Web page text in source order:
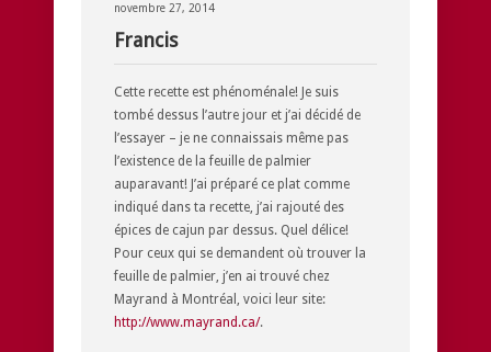
novembre 27, 2014
Francis
Cette recette est phénoménale! Je suis
tombé dessus l’autre jour et j’ai décidé de
l’essayer – je ne connaissais même pas
l’existence de la feuille de palmier
auparavant! J’ai préparé ce plat comme
indiqué dans ta recette, j’ai rajouté des
épices de cajun par dessus. Quel délice!
Pour ceux qui se demandent où trouver la
feuille de palmier, j’en ai trouvé chez
Mayrand à Montréal, voici leur site:
http://www.mayrand.ca/.